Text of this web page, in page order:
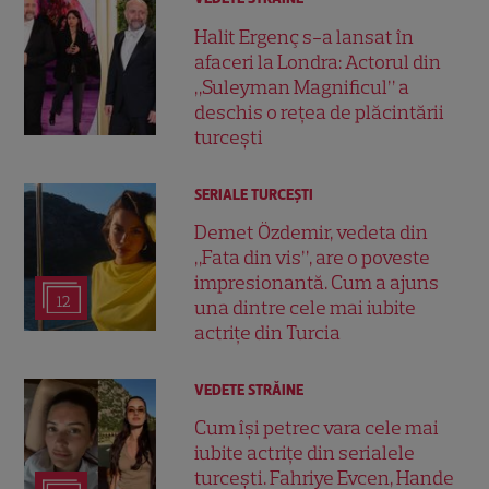
Halit Ergenç s-a lansat în
afaceri la Londra: Actorul din
„Suleyman Magnificul” a
deschis o rețea de plăcintării
turcești
12
SERIALE TURCEŞTI
Demet Özdemir, vedeta din
„Fata din vis”, are o poveste
impresionantă. Cum a ajuns
una dintre cele mai iubite
actrițe din Turcia
VEDETE STRĂINE
Cum își petrec vara cele mai
iubite actrițe din serialele
turcești. Fahriye Evcen, Hande